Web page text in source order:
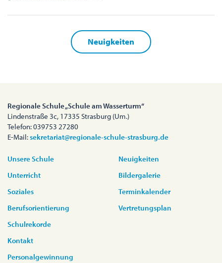
Neuigkeiten
Unsere Schule
Unterricht
Soziales
Berufsorientierung
Schulrekorde
Kontakt
Personalgewinnung
Neuigkeiten
Bildergalerie
Terminkalender
Vertretungsplan
Regionale Schule „Schule am Wasserturm“
Lindenstraße 3c, 17335 Strasburg (Um.)
Telefon: 039753 27280
E-Mail:sekretariat@regionale-schule-strasburg.de